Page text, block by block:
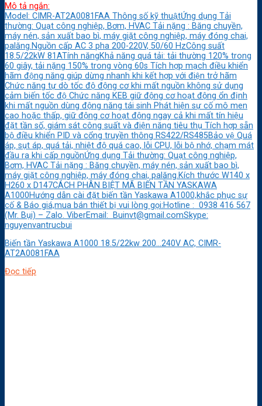
Mô tả ngắn:
Model: CIMR-AT2A0081FAA Thông số kỹ thuậtỨng dụng Tải
thường: Quạt công nghiệp, Bơm, HVAC Tải nặng : Băng chuyền,
máy nén, sản xuất bao bì, máy giặt công nghiệp, máy đóng chai,
palăng.Nguồn cấp AC 3 pha 200-220V, 50/60 HzCông suất
18.5/22kW 81ATính năngKhả năng quá tải: tải thường 120% trong
60 giây, tải nặng 150% trong vòng 60s Tích hợp mạch điều khiển
hãm động năng giúp dừng nhanh khi kết hợp với điện trở hãm
Chức năng tự dò tốc độ động cơ khi mất nguồn không sử dụng
cảm biến tốc độ Chức năng KEB giữ động cơ hoạt động ổn định
khi mất nguồn dùng động năng tái sinh Phát hiện sự cố mô men
cao hoặc thấp, giữ động cơ hoạt động ngay cả khi mất tín hiệu
đặt tần số, giám sát công suất và điện năng tiêu thụ Tích hợp sẵn
bộ điều khiển PID và cổng truyền thông RS422/RS485Bảo vệ Quá
áp, sụt áp, quá tải, nhiệt độ quá cao, lỗi CPU, lỗi bộ nhớ, chạm mát
đầu ra khi cấp nguồnỨng dụng Tải thường: Quạt công nghiệp,
Bơm, HVAC Tải nặng : Băng chuyền, máy nén, sản xuất bao bì,
máy giặt công nghiệp, máy đóng chai, palăng.Kích thước W140 x
H260 x D147CÁCH PHÂN BIỆT MÃ BIẾN TẦN YASKAWA
A1000Hướng dẫn cài đặt biến tần Yaskawa A1000,khắc phục sự
cố & Báo giá,mua bán thiết bị vui lòng gọi:Hotline : 0938 416 567
(Mr. Bụi) – Zalo. ViberEmail: Buinvt@gmail.comSkype:
nguyenvantrucbui
Biến tần Yaskawa A1000 18.5/22kw 200…240V AC, CIMR-
AT2A0081FAA
Đọc tiếp